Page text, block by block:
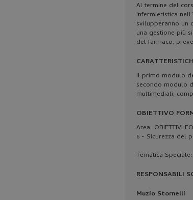
Al termine del
infermieristica
svilupperanno un
una gestione più
del farmaco,
Il primo modulo
secondo modulo
multimediali,
OBIETTIVO
Area: OBIETTIVI
6 - Sicurezza del
Tematica
RESPONSABILI
Muzio Stornelli